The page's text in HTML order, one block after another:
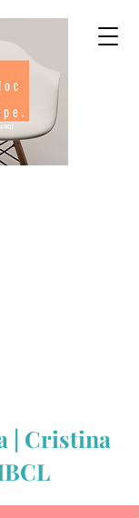
| Cristina